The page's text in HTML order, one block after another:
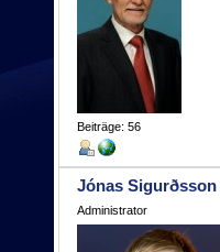
Beiträge: 56
Jónas Sigurðsson
Administrator